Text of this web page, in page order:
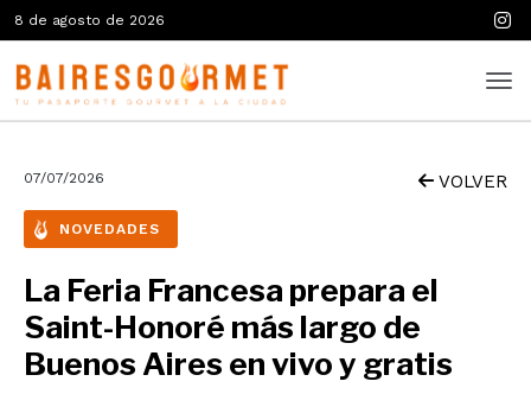
8 de agosto de 2026
07/07/2026 VOLVER
NOVEDADES
La Feria Francesa prepara el
Saint-Honoré más largo de
Buenos Aires en vivo y gratis